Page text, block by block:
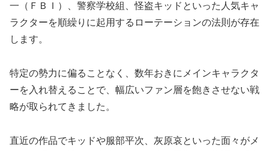
一（ＦＢＩ）、警察学校組、怪盗キッドといった人気キャ
ラクターを順繰りに起用するローテーションの法則が存在
します。
特定の勢力に偏ることなく、数年おきにメインキャラクタ
ーを入れ替えることで、幅広いファン層を飽きさせない戦
略が取られてきました。
直近の作品でキッドや服部平次、灰原哀といった面々がメ